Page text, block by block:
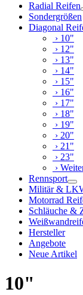
Radial Reifen
Sondergrößen
Diagonal
› 10"
› 12"
› 13"
› 14"
› 15"
› 16"
› 17"
› 18"
› 19"
› 20"
› 21"
› 23"
›
Rennsport
Militär &
Motorrad
Schläuche &
Hersteller
Angebote
Neue Artikel
10"